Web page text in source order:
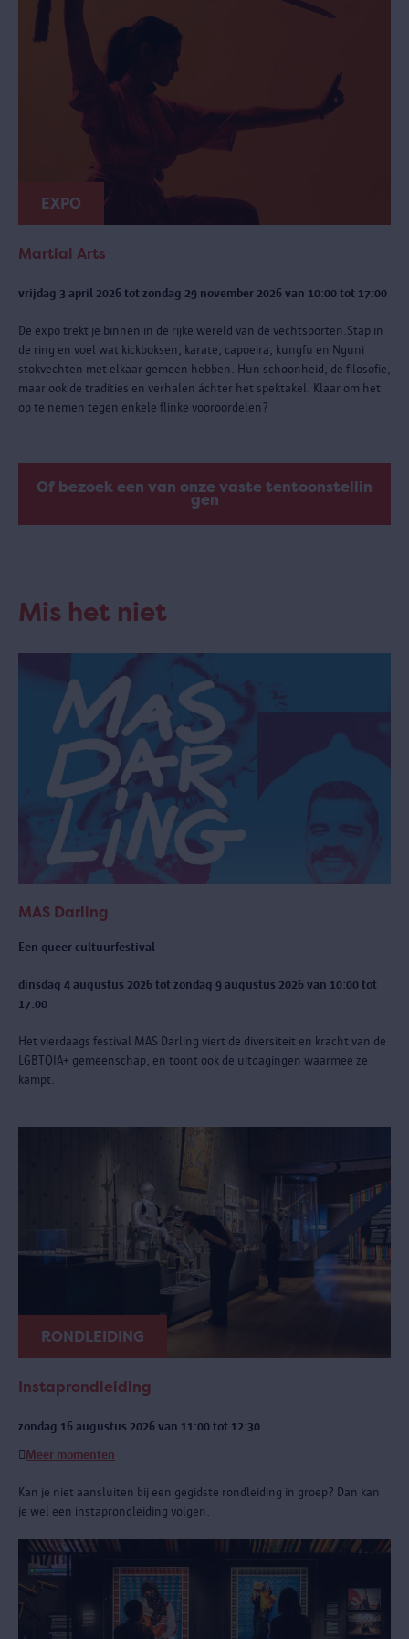
EXPO
Martial Arts
vrijdag 3 april 2026 tot zondag 29 november 2026 van 10:00 tot 17:00
De expo trekt je binnen in de rijke wereld van de vechtsporten.Stap in
de ring en voel wat kickboksen, karate, capoeira, kungfu en Nguni
stokvechten met elkaar gemeen hebben. Hun schoonheid, de filosofie,
maar ook de tradities en verhalen áchter het spektakel. Klaar om het
op te nemen tegen enkele flinke vooroordelen?
Of bezoek een van onze vaste tentoonstellin
gen
Mis het niet
MAS Darling
Een queer cultuurfestival
dinsdag 4 augustus 2026 tot zondag 9 augustus 2026 van 10:00 tot
17:00
Het vierdaags festival MAS Darling viert de diversiteit en kracht van de
LGBTQIA+ gemeenschap, en toont ook de uitdagingen waarmee ze
kampt.
RONDLEIDING
Instaprondleiding
zondag 16 augustus 2026 van 11:00 tot 12:30
Meer momenten
Kan je niet aansluiten bij een gegidste rondleiding in groep? Dan kan
je wel een instaprondleiding volgen.